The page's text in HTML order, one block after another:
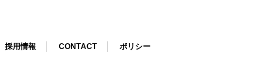
採用情報 CONTACT ポリシー